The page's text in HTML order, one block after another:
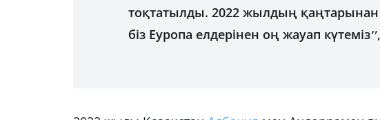
тоқтатылды. 2022 жылдың
біз Еуропа елдерінен оң жауап күтеміз",